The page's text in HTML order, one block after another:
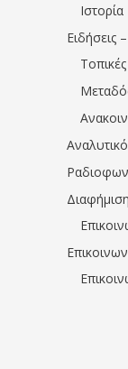
Ιστορία
Ειδήσεις
Διαφήμιση